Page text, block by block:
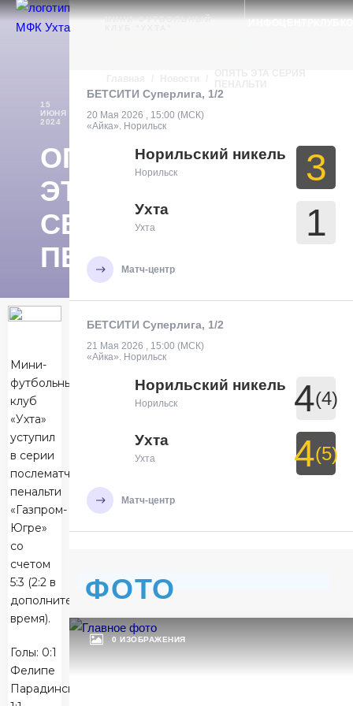
Ухта
МИНИ-ФУТБОЛЬНЫЙ
15
ИЮНЯ
2024
НОВОСТИ
ОПЯТЬ
ЭТА
СЕРИЯ
ПЕНАЛЬТИ
Мини-
футбольный
клуб
«Ухта»
уступил
в серии
послематчевых
пенальти
«Газпром-
Югре»
со
счетом
5:3 (2:2 в
дополнительное
время).
Голы: 0:1
Фелипе
Парадински,
БЕТСИТИ Суперлига, 1/2
20 Мая 2026 , 15:00 (МСК)
«Айка». Норильск
Норильский никель
Норильск 3
Ухта
Ухта 1
Матч-центр
БЕТСИТИ Суперлига, 1/2
21 Мая 2026 , 15:00 (МСК)
«Айка». Норильск
Норильский никель
Норильск 4(4)
Ухта
Ухта 4(5)
Матч-центр
29 Мая 2026 , 19:30 (МСК)
УСК «Ухта». Ухта
Ухта
Ухта 7
ФОТО
0 ИЗОБРАЖЕНИЯ